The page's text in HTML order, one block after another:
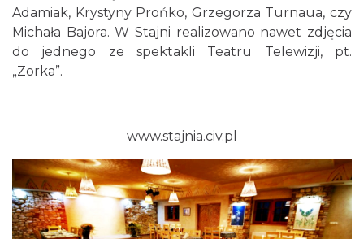
Adamiak, Krystyny Prońko, Grzegorza Turnaua, czy
Michała Bajora. W Stajni realizowano nawet zdjęcia
do jednego ze spektakli Teatru Telewizji, pt.
„Zorka”.
www.stajnia.civ.pl